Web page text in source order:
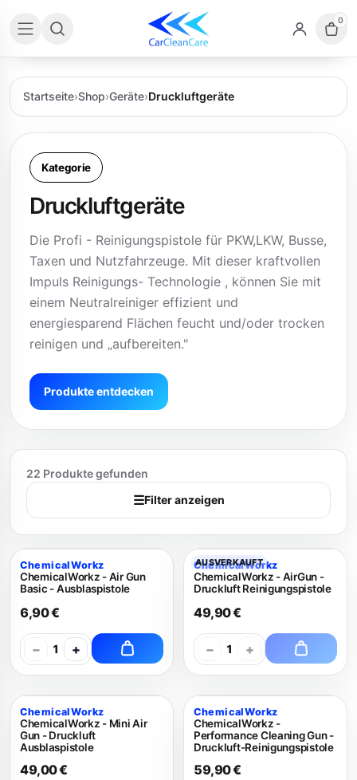
0
Startseite›Shop›Geräte›Druckluftgeräte
Kategorie
Druckluftgeräte
Die Profi - Reinigungspistole für PKW,LKW, Busse,
Taxen und Nutzfahrzeuge. Mit dieser kraftvollen
Impuls Reinigungs- Technologie , können Sie mit
einem Neutralreiniger effizient und
energiesparend Flächen feucht und/oder trocken
reinigen und „aufbereiten."
Produkte entdecken
22 Produkte gefunden
☰Filter anzeigen
ChemicalWorkz
ChemicalWorkz - Air Gun
Basic - Ausblaspistole
6,90 €
− 1 +
AUSVERKAUFT
ChemicalWorkz
ChemicalWorkz - AirGun -
Druckluft Reinigungspistole
49,90 €
− 1 +
ChemicalWorkz
ChemicalWorkz - Mini Air
Gun - Druckluft
Ausblaspistole
49,00 €
ChemicalWorkz
ChemicalWorkz -
Performance Cleaning Gun -
Druckluft-Reinigungspistole
59,90 €